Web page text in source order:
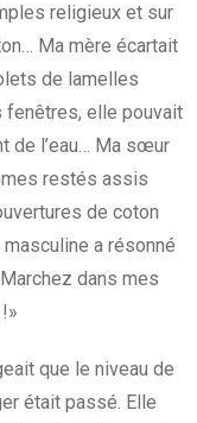
religieux et sur
Ma mère écartait
de lamelles
elle pouvait
de l’eau… Ma sœur
restés assis
de coton
a résonné
dans mes
que le niveau de
était passé. Elle